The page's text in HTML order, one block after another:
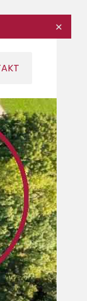
✕